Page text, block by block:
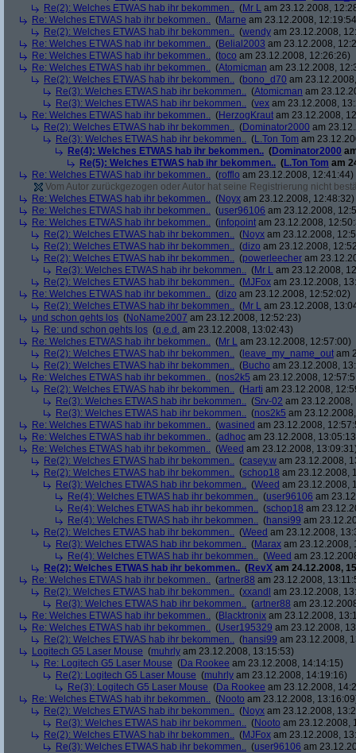
Re(2): Welches ETWAS hab ihr bekommen.. (Mr L am 23.12.2008,
Re: Welches ETWAS hab ihr bekommen.. (Marne am 23.12.2008,
Re(2): Welches ETWAS hab ihr bekommen.. (wendy am 23.12.2008,
Re: Welches ETWAS hab ihr bekommen.. (Belial2003 am 23.12.2008,
Re: Welches ETWAS hab ihr bekommen.. (toco am 23.12.2008, 12:26:26)
Re: Welches ETWAS hab ihr bekommen.. (Atomicman am 23.12.2008,
Re(2): Welches ETWAS hab ihr bekommen.. (bono_d70 am
Re(3): Welches ETWAS hab ihr bekommen.. (Atomicman am
Re(3): Welches ETWAS hab ihr bekommen.. (vex am 23.12.2008,
Re: Welches ETWAS hab ihr bekommen.. (HerzogKraut am 23.12.2008,
Re(2): Welches ETWAS hab ihr bekommen.. (Dominator2000 am
Re(3): Welches ETWAS hab ihr bekommen.. (L.Ton Tom am
Re(4): Welches ETWAS hab ihr bekommen.. (Dominator2000
Re(5): Welches ETWAS hab ihr bekommen.. (L.Ton Tom am
Re: Welches ETWAS hab ihr bekommen.. (rofflo am 23.12.2008, 12:41:44)
Vom Autor zurückgezogen oder Autor hat seine Registrierung nicht
Re: Welches ETWAS hab ihr bekommen.. (Noyx am 23.12.2008, 12:48:32)
Re: Welches ETWAS hab ihr bekommen.. (user96106 am 23.12.2008,
Re: Welches ETWAS hab ihr bekommen.. (infopoint am 23.12.2008,
Re(2): Welches ETWAS hab ihr bekommen.. (Noyx am 23.12.2008,
Re(2): Welches ETWAS hab ihr bekommen.. (dizo am 23.12.2008,
Re(2): Welches ETWAS hab ihr bekommen.. (powerleecher am
Re(3): Welches ETWAS hab ihr bekommen.. (Mr L am 23.12.2008,
Re(2): Welches ETWAS hab ihr bekommen.. (MJFox am 23.12.2008,
Re: Welches ETWAS hab ihr bekommen.. (dizo am 23.12.2008, 12:52:02)
Re(2): Welches ETWAS hab ihr bekommen.. (Mr L am 23.12.2008,
und schon gehts los (NoName2007 am 23.12.2008, 12:52:23)
Re: und schon gehts los (q.e.d. am 23.12.2008, 13:02:43)
Re: Welches ETWAS hab ihr bekommen.. (Mr L am 23.12.2008, 12:57:00)
Re(2): Welches ETWAS hab ihr bekommen.. ( leave_my_name_out am
Re(2): Welches ETWAS hab ihr bekommen.. (Bucho am 23.12.2008,
Re: Welches ETWAS hab ihr bekommen.. (nos2k5 am 23.12.2008,
Re(2): Welches ETWAS hab ihr bekommen.. (Harti am 23.12.2008,
Re(3): Welches ETWAS hab ihr bekommen.. (Srv-02 am 23.12.2008,
Re(3): Welches ETWAS hab ihr bekommen.. (nos2k5 am
Re: Welches ETWAS hab ihr bekommen.. (wasined am 23.12.2008,
Re: Welches ETWAS hab ihr bekommen.. (adhoc am 23.12.2008,
Re: Welches ETWAS hab ihr bekommen.. (Weed am 23.12.2008,
Re(2): Welches ETWAS hab ihr bekommen.. (casey.w am 23.12.2008,
Re(2): Welches ETWAS hab ihr bekommen.. (schop18 am 23.12.2008,
Re(3): Welches ETWAS hab ihr bekommen.. (Weed am 23.12.2008,
Re(4): Welches ETWAS hab ihr bekommen.. (user96106 am
Re(4): Welches ETWAS hab ihr bekommen.. (schop18 am
Re(4): Welches ETWAS hab ihr bekommen.. (hansi99 am
Re(2): Welches ETWAS hab ihr bekommen.. (Weed am 23.12.2008,
Re(3): Welches ETWAS hab ihr bekommen.. (Marax am 23.12.2008,
Re(4): Welches ETWAS hab ihr bekommen.. (Weed am
Re(2): Welches ETWAS hab ihr bekommen.. (RevX am 24.12.2008,
Re: Welches ETWAS hab ihr bekommen.. (artner88 am 23.12.2008,
Re(2): Welches ETWAS hab ihr bekommen.. (xxandl am 23.12.2008,
Re(3): Welches ETWAS hab ihr bekommen.. (artner88 am
Re: Welches ETWAS hab ihr bekommen.. (Blacktronix am 23.12.2008,
Re: Welches ETWAS hab ihr bekommen.. (User195329 am 23.12.2008,
Re(2): Welches ETWAS hab ihr bekommen.. (hansi99 am 23.12.2008,
Logitech G5 Laser Mouse (muhrly am 23.12.2008, 13:15:53)
Re: Logitech G5 Laser Mouse (Da Rookee am 23.12.2008, 14:14:15)
Re(2): Logitech G5 Laser Mouse (muhrly am 23.12.2008, 14:19:16)
Re(3): Logitech G5 Laser Mouse (Da Rookee am 23.12.2008,
Re: Welches ETWAS hab ihr bekommen.. (Nooto am 23.12.2008,
Re(2): Welches ETWAS hab ihr bekommen.. (Noyx am 23.12.2008,
Re(3): Welches ETWAS hab ihr bekommen.. (Nooto am 23.12.2008,
Re(2): Welches ETWAS hab ihr bekommen.. (MJFox am 23.12.2008,
Re(3): Welches ETWAS hab ihr bekommen.. (user96106 am